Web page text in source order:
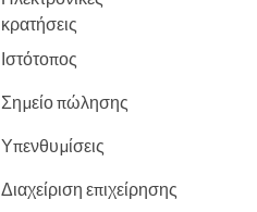
κρατήσεις
Ιστότοπος
Σημείο πώλησης
Υπενθυμίσεις
Διαχείριση επιχείρησης